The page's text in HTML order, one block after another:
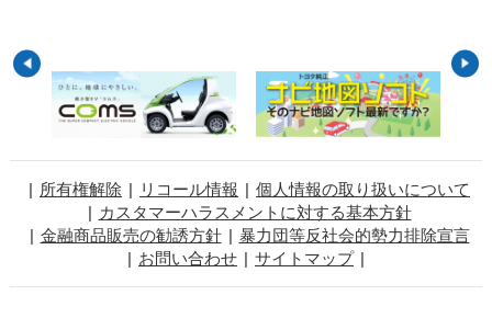
所有権解除 リコール情報
個人情報の取り扱いについて
カスタマーハラスメントに対する基本方針
金融商品販売の勧誘方針
暴力団等反社会的勢力排除宣言
お問い合わせ
サイトマップ